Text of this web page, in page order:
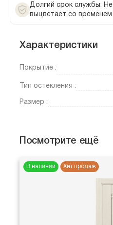
Долгий срок службы: Не
выцветает со временем
Характеристики
Покрытие :
Тип остекления :
Размер :
Посмотрите ещё
В наличии Хит продаж